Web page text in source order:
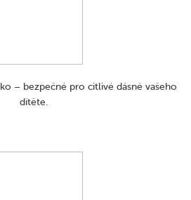
– bezpečné pro citlivé dásně vašeho
dítěte.